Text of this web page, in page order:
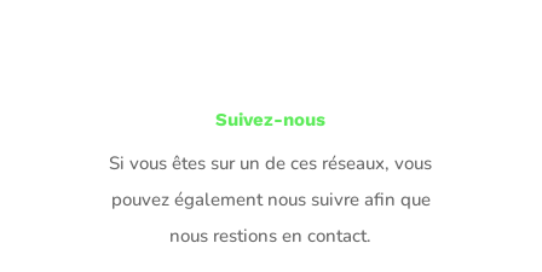
Suivez-nous
Si vous êtes sur un de ces réseaux, vous
pouvez également nous suivre afin que
nous restions en contact.